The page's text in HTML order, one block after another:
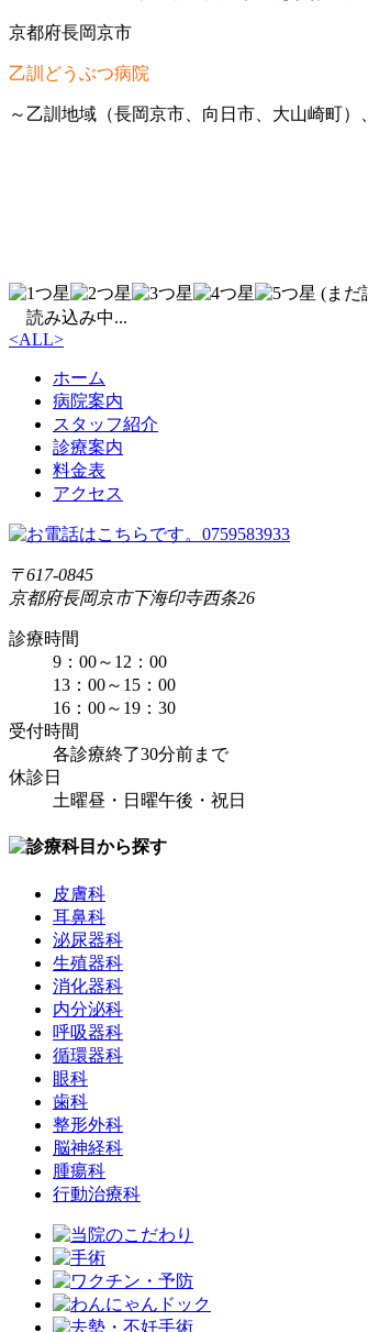
京都府長岡京市
乙訓どうぶつ病院
～乙訓地域（長岡京市、向日市、大山崎町
(まだ
読み込み中...
<ALL>
ホーム
病院案内
スタッフ紹介
診療案内
料金表
アクセス
〒617-0845
京都府長岡京市下海印寺西条26
診療時間
9：00～12：00
13：00～15：00
16：00～19：30
受付時間
各診療終了30分前まで
休診日
土曜昼・日曜午後・祝日
皮膚科
耳鼻科
泌尿器科
生殖器科
消化器科
内分泌科
呼吸器科
循環器科
眼科
歯科
整形外科
脳神経科
腫瘍科
行動治療科